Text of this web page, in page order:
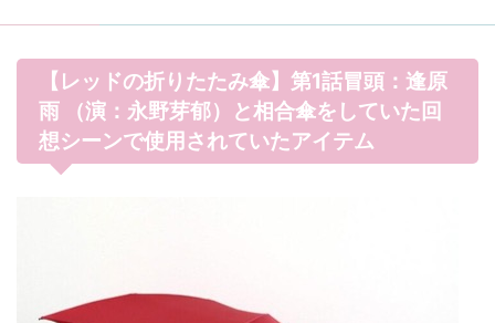
【レッドの折りたたみ傘】第1話冒頭：逢原
雨 （演：永野芽郁）と相合傘をしていた回
想シーンで使用されていたアイテム